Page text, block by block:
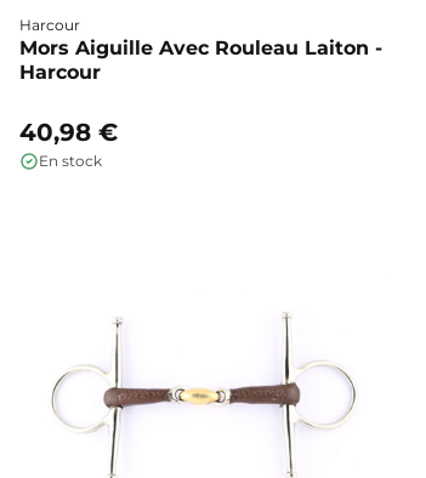
Harcour
Mors Aiguille Avec Rouleau Laiton -
Harcour
40,98 €
En stock